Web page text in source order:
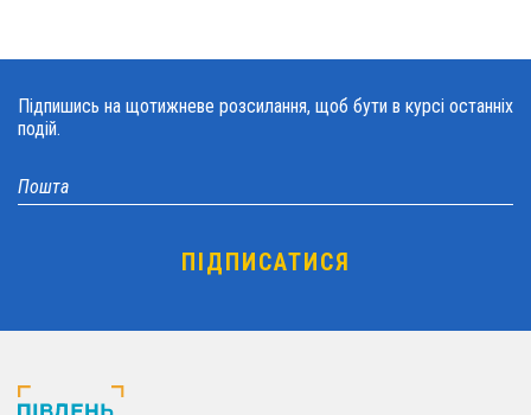
Підпишись на щотижневе розсилання, щоб бути в курсі останніх
подій.